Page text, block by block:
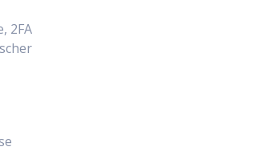
2FA